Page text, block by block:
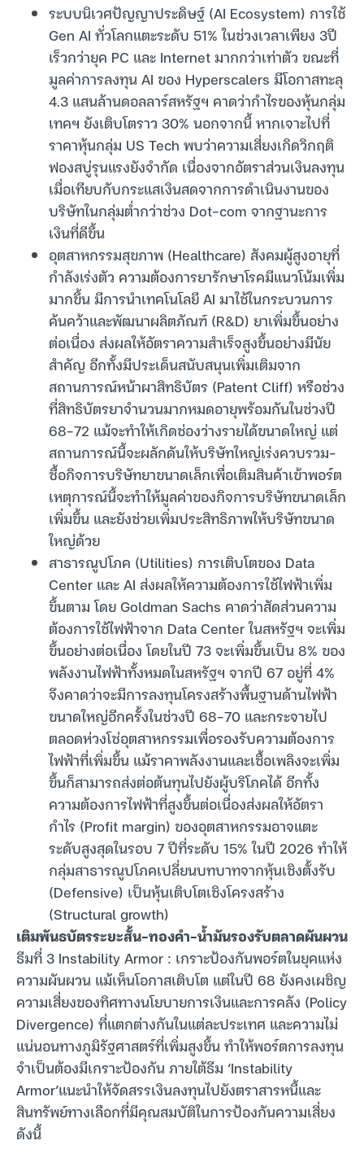
ระบบนิเวศปัญญาประดิษฐ์ (AI Ecosystem) การใช้
Gen AI ทั่วโลกแตะระดับ 51% ในช่วงเวลาเพียง 3ปี
เร็วกว่ายุค PC และ Internet มากกว่าเท่าตัว ขณะที่
มูลค่าการลงทุน AI ของ Hyperscalers มีโอกาสทะลุ
4.3 แสนล้านดอลลาร์สหรัฐฯ คาดว่ากำไรของหุ้นกลุ่ม
เทคฯ ยังเติบโตราว 30% นอกจากนี้ หากเจาะไปที่
ราคาหุ้นกลุ่ม US Tech พบว่าความเสี่ยงเกิดวิกฤติ
ฟองสบู่รุนแรงยังจำกัด เนื่องจากอัตราส่วนเงินลงทุน
เมื่อเทียบกับกระแสเงินสดจากการดำเนินงานของ
บริษัทในกลุ่มต่ำกว่าช่วง Dot-com จากฐานะการ
เงินที่ดีขึ้น
อุตสาหกรรมสุขภาพ (Healthcare) สังคมผู้สูงอายุที่
กำลังเร่งตัว ความต้องการยารักษาโรคมีแนวโน้มเพิ่ม
มากขึ้น มีการนำเทคโนโลยี AI มาใช้ในกระบวนการ
ค้นคว้าและพัฒนาผลิตภัณฑ์ (R&D) ยาเพิ่มขึ้นอย่าง
ต่อเนื่อง ส่งผลให้อัตราความสำเร็จสูงขึ้นอย่างมีนัย
สำคัญ อีกทั้งมีประเด็นสนับสนุนเพิ่มเติมจาก
สถานการณ์หน้าผาสิทธิบัตร (Patent Cliff) หรือช่วง
ที่สิทธิบัตรยาจำนวนมากหมดอายุพร้อมกันในช่วงปี
68-72 แม้จะทำให้เกิดช่องว่างรายได้ขนาดใหญ่ แต่
สถานการณ์นี้จะผลักดันให้บริษัทใหญ่เร่งควบรวม-
ซื้อกิจการบริษัทยาขนาดเล็กเพื่อเติมสินค้าเข้าพอร์ต
เหตุการณ์นี้จะทำให้มูลค่าของกิจการบริษัทขนาดเล็ก
เพิ่มขึ้น และยังช่วยเพิ่มประสิทธิภาพให้บริษัทขนาด
ใหญ่ด้วย
สาธารณูปโภค (Utilities) การเติบโตของ Data
Center และ AI ส่งผลให้ความต้องการใช้ไฟฟ้าเพิ่ม
ขึ้นตาม โดย Goldman Sachs คาดว่าสัดส่วนความ
ต้องการใช้ไฟฟ้าจาก Data Center ในสหรัฐฯ จะเพิ่ม
ขึ้นอย่างต่อเนื่อง โดยในปี 73 จะเพิ่มขึ้นเป็น 8% ของ
พลังงานไฟฟ้าทั้งหมดในสหรัฐฯ จากปี 67 อยู่ที่ 4%
จึงคาดว่าจะมีการลงทุนโครงสร้างพื้นฐานด้านไฟฟ้า
ขนาดใหญ่อีกครั้งในช่วงปี 68-70 และกระจายไป
ตลอดห่วงโซ่อุตสาหกรรมเพื่อรองรับความต้องการ
ไฟฟ้าที่เพิ่มขึ้น แม้ราคาพลังงานและเชื้อเพลิงจะเพิ่ม
ขึ้นก็สามารถส่งต่อต้นทุนไปยังผู้บริโภคได้ อีกทั้ง
ความต้องการไฟฟ้าที่สูงขึ้นต่อเนื่องส่งผลให้อัตรา
กำไร (Profit margin) ของอุตสาหกรรมอาจแตะ
ระดับสูงสุดในรอบ 7 ปีที่ระดับ 15% ในปี 2026 ทำให้
กลุ่มสาธารณูปโภคเปลี่ยนบทบาทจากหุ้นเชิงตั้งรับ
(Defensive) เป็นหุ้นเติบโตเชิงโครงสร้าง
(Structural growth)
เติมพันธบัตรระยะสั้น-ทองคำ-น้ำมันรองรับตลาดผันผวน
ธีมที่ 3 Instability Armor : เกราะป้องกันพอร์ตในยุคแห่ง
ความผันผวน แม้เห็นโอกาสเติบโต แต่ในปี 68 ยังคงเผชิญ
ความเสี่ยงของทิศทางนโยบายการเงินและการคลัง (Policy
Divergence) ที่แตกต่างกันในแต่ละประเทศ และความไม่
แน่นอนทางภูมิรัฐศาสตร์ที่เพิ่มสูงขึ้น ทำให้พอร์ตการลงทุน
จำเป็นต้องมีเกราะป้องกัน ภายใต้ธีม ‘Instability
Armor’แนะนำให้จัดสรรเงินลงทุนไปยังตราสารหนี้และ
สินทรัพย์ทางเลือกที่มีคุณสมบัติในการป้องกันความเสี่ยง
ดังนี้